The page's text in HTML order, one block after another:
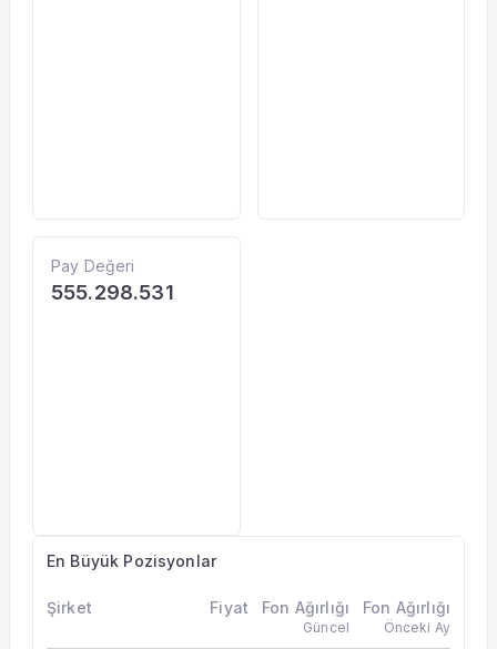
Pay Değeri
555.298.531
En Büyük Pozisyonlar
Şirket Fiyat Fon Ağırlığı
Güncel
Fon Ağırlığı
Önceki Ay